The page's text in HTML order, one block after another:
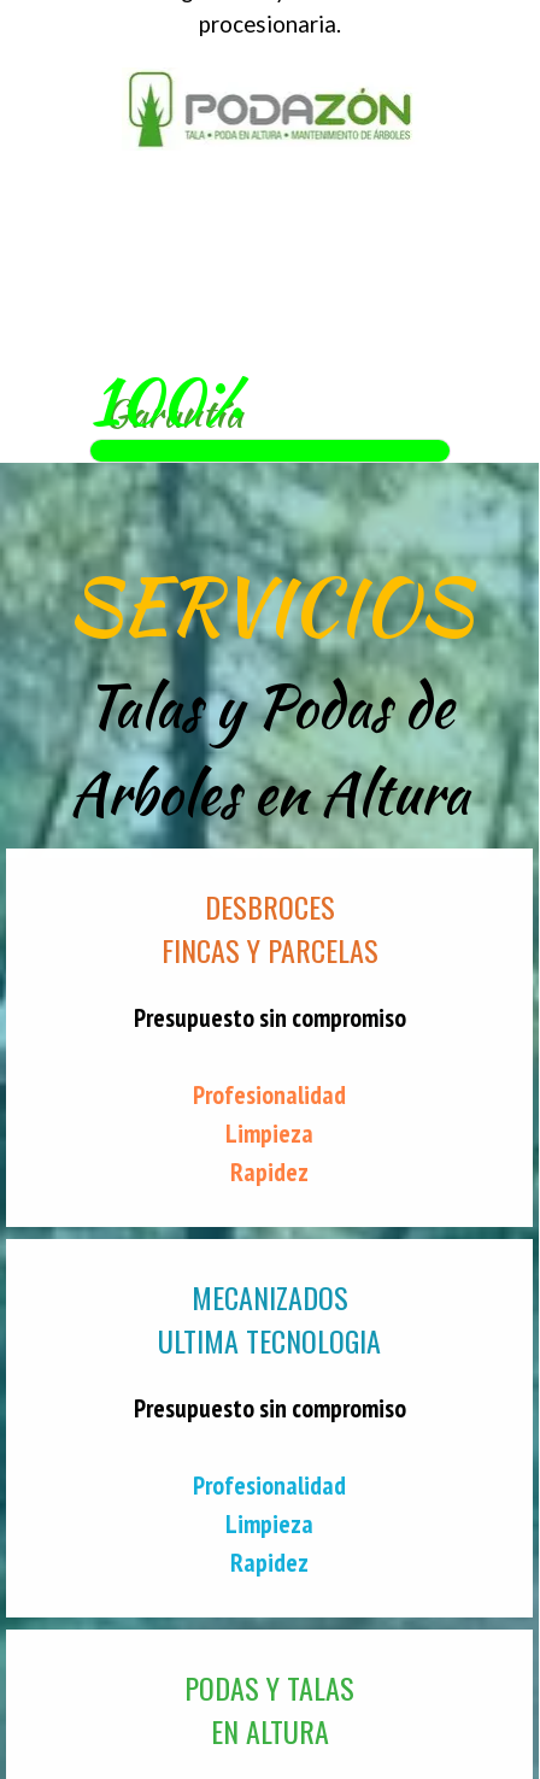
procesionaria.
Garantía
100%
SERVICIOS
Talas y Podas de
Arboles en Altura
DESBROCES
FINCAS Y PARCELAS
Presupuesto sin compromiso
Profesionalidad
Limpieza
Rapidez
MECANIZADOS
ULTIMA TECNOLOGIA
Presupuesto sin compromiso
Profesionalidad
Limpieza
Rapidez
PODAS Y TALAS
EN ALTURA